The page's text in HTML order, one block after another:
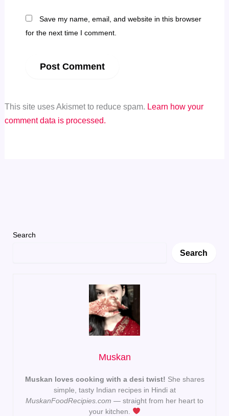
Save my name, email, and website in this browser
for the next time I comment.
This site uses Akismet to reduce spam. Learn how your
comment data is processed.
Search
Search
Muskan
Muskan loves cooking with a desi twist! She shares
simple, tasty Indian recipes in Hindi at
MuskanFoodRecipies.com — straight from her heart to
your kitchen.